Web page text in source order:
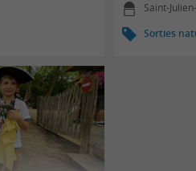
Saint-
Sorties